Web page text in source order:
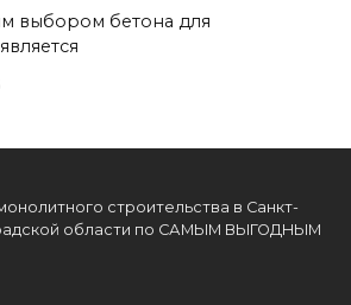
выбором бетона для
строительства в Санкт-
области по САМЫМ ВЫГОДНЫМ